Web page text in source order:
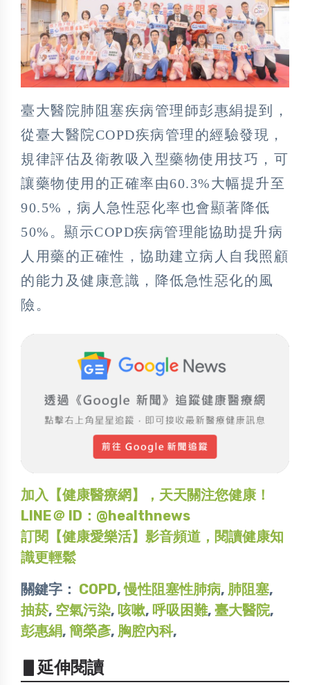
臺大醫院肺阻塞疾病管理師彭惠絹提到，
從臺大醫院COPD疾病管理的經驗發現，
規律評估及衛教吸入型藥物使用技巧，可
讓藥物使用的正確率由60.3%大幅提升至
90.5%，病人急性惡化率也會顯著降低
50%。顯示COPD疾病管理能協助提升病
人用藥的正確性，協助建立病人自我照顧
的能力及健康意識，降低急性惡化的風
險。
加入【健康醫療網】，天天關注您健康！
LINE＠ ID：@healthnews
訂閱【健康愛樂活】影音頻道，閱讀健康知
識更輕鬆
關鍵字： COPD,慢性阻塞性肺病, 肺阻塞,
抽菸, 空氣污染, 咳嗽, 呼吸困難, 臺大醫院,
彭惠絹, 簡榮彥, 胸腔內科,
▋延伸閱讀